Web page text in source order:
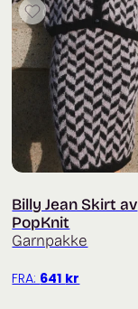
Billy Jean Skirt av
PopKnit
Garnpakke
FRA: 641 kr